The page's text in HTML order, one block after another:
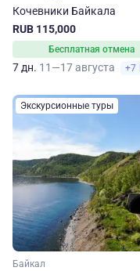
Кочевники Байкала
RUB 115,000
Бесплатная отмена
7 дн. 11—17 августа +7
Экскурсионные туры
Байкал